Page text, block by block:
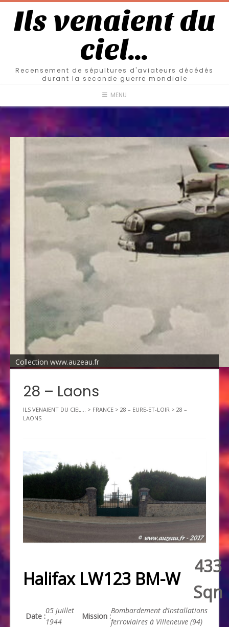
Ils venaient du
ciel…
Recensement de sépultures d'aviateurs décédés
durant la seconde guerre mondiale
MENU
Collection www.auzeau.fr
28 – Laons
ILS VENAIENT DU CIEL... > FRANCE > 28 – EURE-ET-LOIR > 28 –
LAONS
Halifax LW123 BM-W
433
Sqn
Date :
05 juillet
1944
Mission :
Bombardement d’installations
ferroviaires à Villeneuve (94)